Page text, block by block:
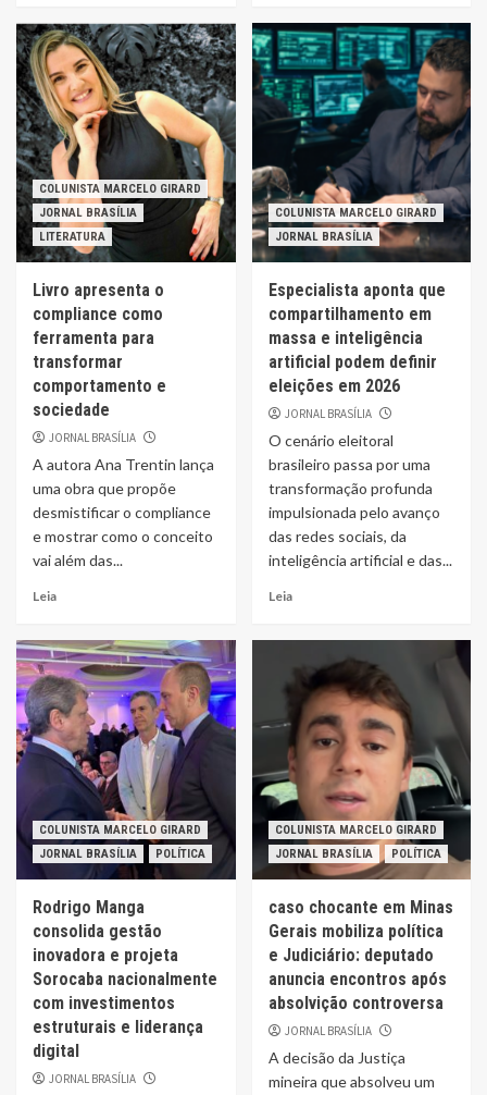
COLUNISTA MARCELO GIRARD
JORNAL BRASÍLIA
LITERATURA
Livro apresenta o
compliance como
ferramenta para
transformar
comportamento e
sociedade
JORNAL BRASÍLIA
A autora Ana Trentin lança
uma obra que propõe
desmistificar o compliance
e mostrar como o conceito
vai além das...
Leia
COLUNISTA MARCELO GIRARD
JORNAL BRASÍLIA
Especialista aponta que
compartilhamento em
massa e inteligência
artificial podem definir
eleições em 2026
JORNAL BRASÍLIA
O cenário eleitoral
brasileiro passa por uma
transformação profunda
impulsionada pelo avanço
das redes sociais, da
inteligência artificial e das...
Leia
COLUNISTA MARCELO GIRARD
JORNAL BRASÍLIA
POLÍTICA
Rodrigo Manga
consolida gestão
inovadora e projeta
Sorocaba nacionalmente
com investimentos
estruturais e liderança
digital
JORNAL BRASÍLIA
COLUNISTA MARCELO GIRARD
JORNAL BRASÍLIA
POLÍTICA
caso chocante em Minas
Gerais mobiliza política
e Judiciário: deputado
anuncia encontros após
absolvição controversa
JORNAL BRASÍLIA
A decisão da Justiça
mineira que absolveu um